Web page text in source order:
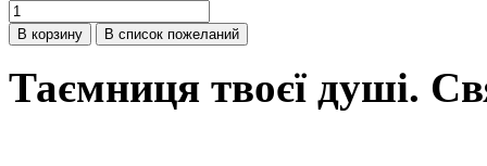
Таємниця твоєї душі.